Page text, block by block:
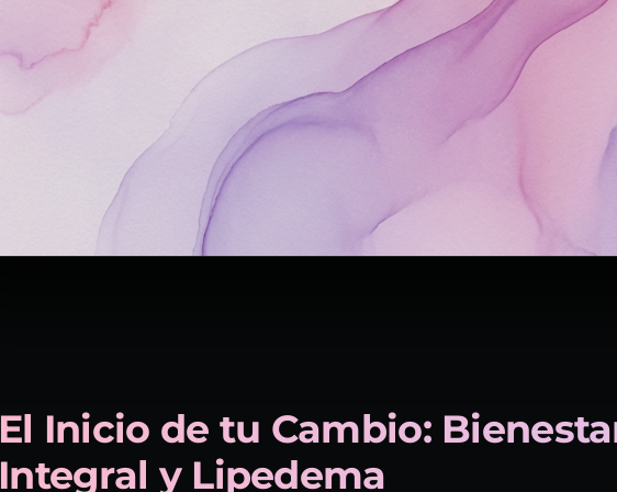
El Inicio de tu Cambio:
Integral y Lipedema